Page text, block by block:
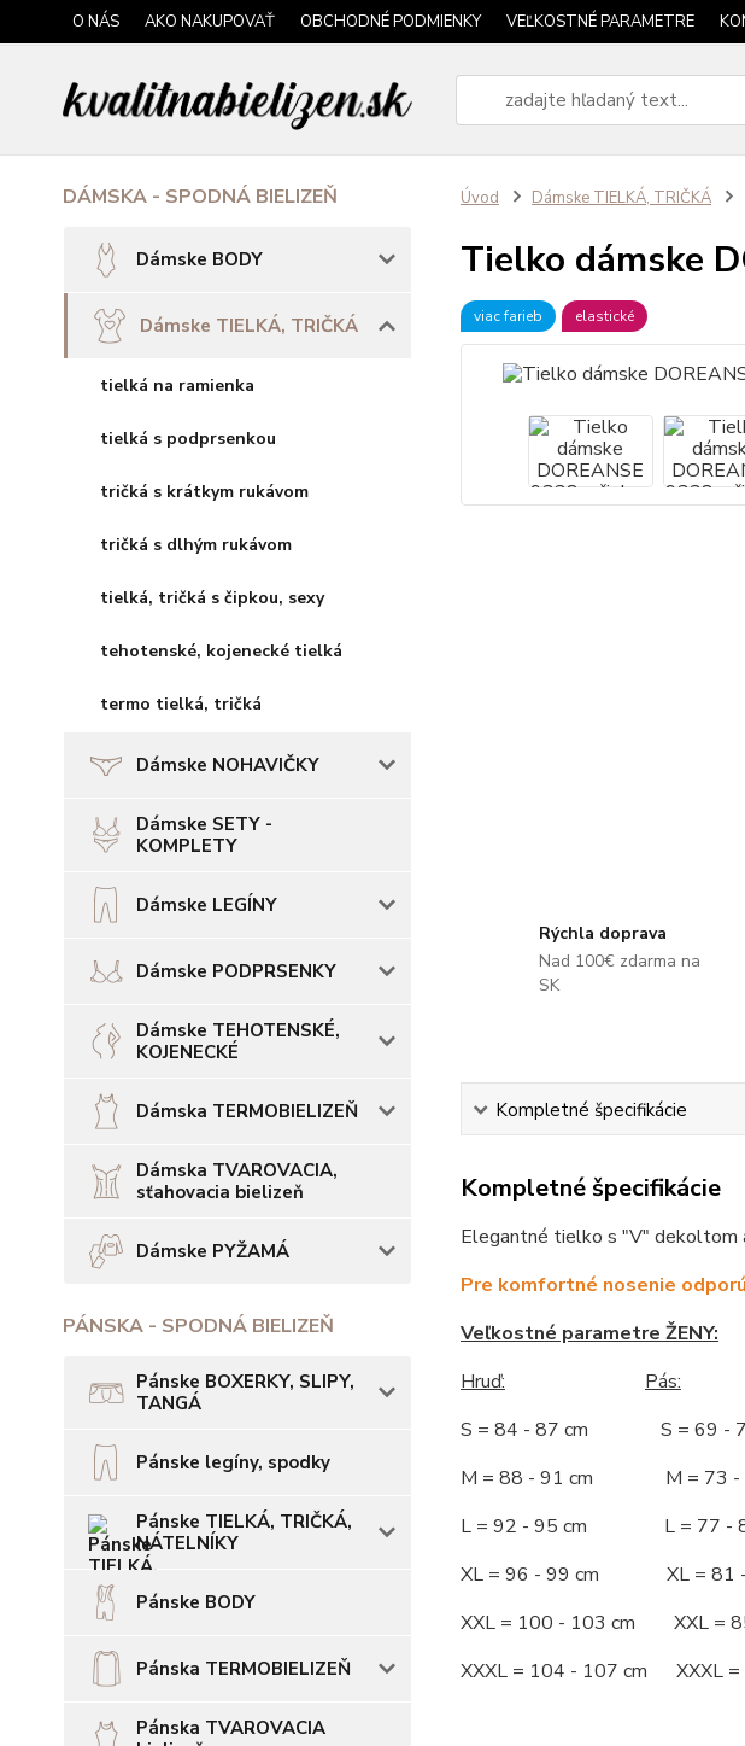
O NÁS AKO NAKUPOVAŤ OBCHODNÉ PODMIENKY VEĽKOSTNÉ PARAMETRE
DÁMSKA - SPODNÁ BIELIZEŇ
Dámske BODY
Dámske TIELKÁ, TRIČKÁ
tielká na ramienka
tielká s podprsenkou
tričká s krátkym rukávom
tričká s dlhým rukávom
tielká, tričká s čipkou, sexy
tehotenské, kojenecké tielká
termo tielká, tričká
Dámske NOHAVIČKY
Dámske SETY -
KOMPLETY
Dámske LEGÍNY
Dámske PODPRSENKY
Dámske TEHOTENSKÉ,
KOJENECKÉ
Dámska TERMOBIELIZEŇ
Dámska TVAROVACIA,
sťahovacia bielizeň
Dámske PYŽAMÁ
PÁNSKA - SPODNÁ BIELIZEŇ
Pánske BOXERKY, SLIPY,
TANGÁ
Pánske legíny, spodky
Pánske TIELKÁ, TRIČKÁ,
NÁTELNÍKY
Pánske BODY
Pánska TERMOBIELIZEŇ
Pánska TVAROVACIA
Úvod Dámske TIELKÁ, TRIČKÁ
Tielko dámske
viac farieb elastické
Rýchla doprava
Nad 100€ zdarma na
SK
Kompletné špecifikácie
Kompletné špecifikácie
Elegantné tielko s "V" dekoltom
Pre komfortné nosenie
Veľkostné parametre ŽENY:
Hruď:
Pás:
S = 84 - 87 cm S = 69 -
M = 88 - 91 cm M = 73 -
L = 92 - 95 cm L = 77 -
XL = 96 - 99 cm XL = 81 -
XXL = 100 - 103 cm XXL =
XXXL = 104 - 107 cm XXXL =